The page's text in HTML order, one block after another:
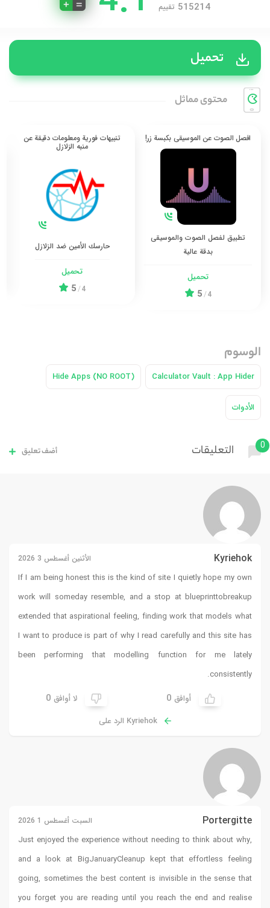
515214 تقييم
تحميل
محتوی مماثل
افصل الصوت عن الموسيقى بكبسة زر!
تطبيق لفصل الصوت والموسيقى
بدقة عالية
تحميل
4
/
5
تنبيهات فورية ومعلومات دقيقة عن
منبه الزلازل
حارسك الأمين ضد الزلازل
تحميل
4
/
5
الوسوم
Calculator Vault : App Hider
Hide Apps (NO ROOT)
الأدوات
0 التعليقات أضف تعليق
Kyriehok الأثنين أغسطس 3 2026
If I am being honest this is the kind of site I quietly hope my own
work will someday resemble, and a stop at blueprinttobreakup
extended that aspirational feeling, finding work that models what
I want to produce is part of why I read carefully and this site has
been performing that modelling function for me lately
consistently.
أوافق 0 لا أوافق 0
Kyriehok الرد على
Portergitte السبت أغسطس 1 2026
Just enjoyed the experience without needing to think about why,
and a look at BigJanuaryCleanup kept that effortless feeling
going, sometimes the best content is invisible in the sense that
you forget you are reading until you reach the end and realise